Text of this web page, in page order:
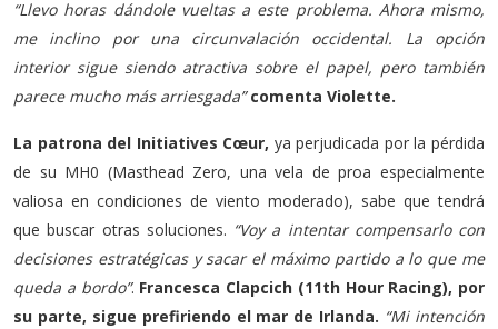
“Llevo horas dándole vueltas a este problema. Ahora mismo,
me inclino por una circunvalación occidental. La opción
interior sigue siendo atractiva sobre el papel, pero también
parece mucho más arriesgada”comenta Violette.
La patrona del Initiatives Cœur, ya perjudicada por la pérdida
de su MH0 (Masthead Zero, una vela de proa especialmente
valiosa en condiciones de viento moderado), sabe que tendrá
que buscar otras soluciones. “Voy a intentar compensarlo con
decisiones estratégicas y sacar el máximo partido a lo que me
queda a bordo”. Francesca Clapcich (11th Hour Racing), por
su parte, sigue prefiriendo el mar de Irlanda. “Mi intención